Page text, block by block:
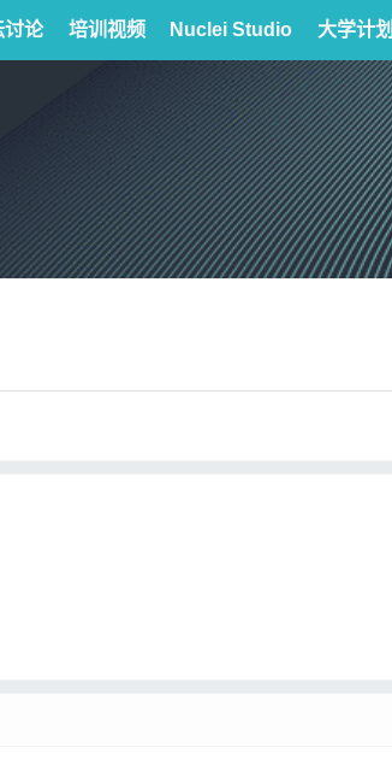
讨论 培训视频 Nuclei Studio 大学计划